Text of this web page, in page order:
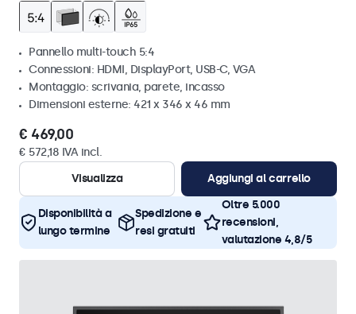
Pannello multi-touch 5:4
Connessioni: HDMI, DisplayPort, USB-C, VGA
Montaggio: scrivania, parete, incasso
Dimensioni esterne: 421 x 346 x 46 mm
€ 469,00
€ 572,18 IVA incl.
Visualizza
Aggiungi al carrello
Disponibilità a
lungo termine
Spedizione e
resi gratuiti
Oltre 5.000
recensioni,
valutazione 4,8/5